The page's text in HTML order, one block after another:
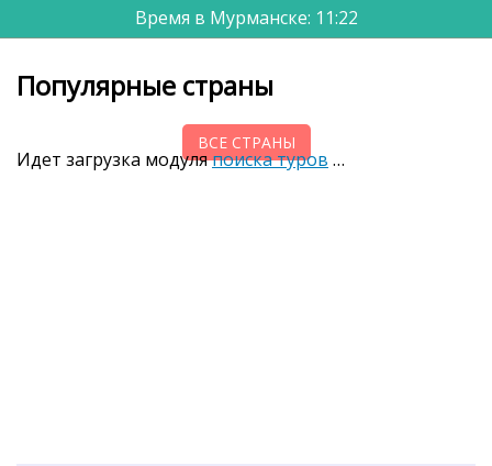
Время в Мурманске: 11:22
Популярные страны
ВСЕ СТРАНЫ
Идет загрузка модуляпоиска туров …